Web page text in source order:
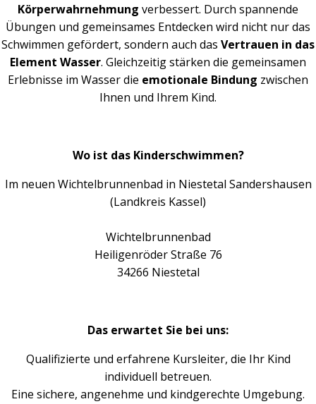
Körperwahrnehmung verbessert. Durch spannende
Übungen und gemeinsames Entdecken wird nicht nur das
Schwimmen gefördert, sondern auch das Vertrauen in das
Element Wasser. Gleichzeitig stärken die gemeinsamen
Erlebnisse im Wasser die emotionale Bindung zwischen
Ihnen und Ihrem Kind.
Wo ist das Kinderschwimmen?
Im neuen Wichtelbrunnenbad in Niestetal Sandershausen
(Landkreis Kassel)
Wichtelbrunnenbad
Heiligenröder Straße 76
34266 Niestetal
Das erwartet Sie bei uns:
Qualifizierte und erfahrene Kursleiter, die Ihr Kind
individuell betreuen.
Eine sichere, angenehme und kindgerechte Umgebung.